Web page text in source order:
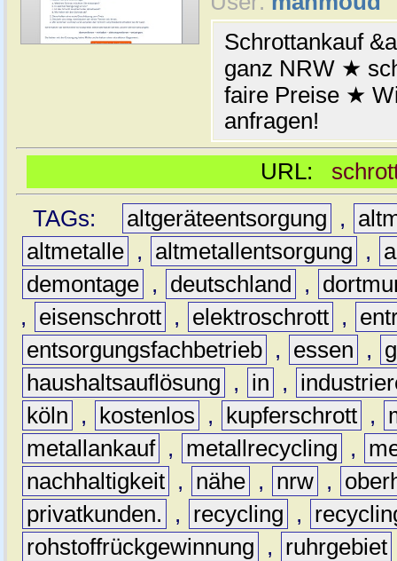
Schrottankauf
ganz NRW ★
faire Preise ★
anfragen!
URL:
TAGs:
altgeräteentsorgung ,
altmetalle , altmetallentsorgung ,
demontage , deutschland ,
,
eisenschrott , elektroschrott ,
entsorgungsfachbetrieb , essen ,
haushaltsauflösung
, in ,
köln
, kostenlos , kupferschrott ,
metallankauf , metallrecycling ,
nachhaltigkeit , nähe , nrw ,
privatkunden.
, recycling ,
rohstoffrückgewinnung
, ruhrgebiet